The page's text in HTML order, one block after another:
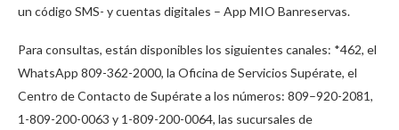
un código SMS- y cuentas digitales – App MIO Banreservas.
Para consultas, están disponibles los siguientes canales: *462, el
WhatsApp 809-362-2000, la Oficina de Servicios Supérate, el
Centro de Contacto de Supérate a los números: 809–920-2081,
1-809-200-0063 y 1-809-200-0064, las sucursales de